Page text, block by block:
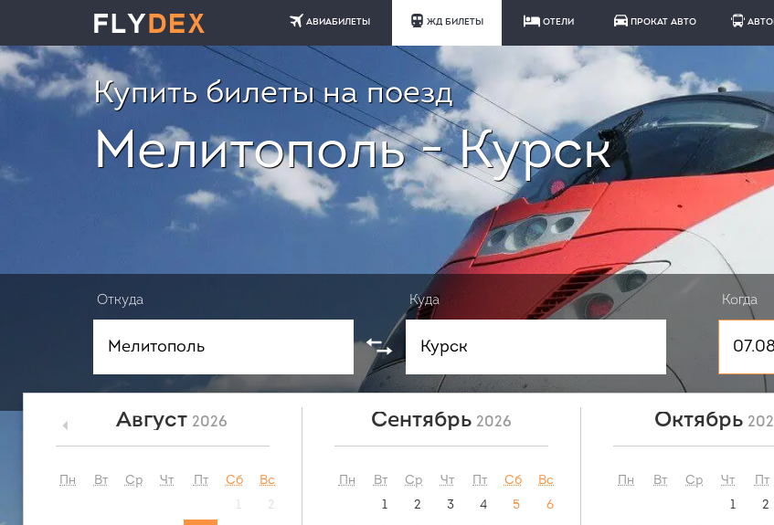
АВИАБИЛЕТЫ ЖД БИЛЕТЫ ОТЕЛИ ПРОКАТ АВТО
Купить билеты на поезд
Мелитополь - Курск
Откуда Куда Когда
обратный маршрут: видео
Август 2026
Пн Вт Ср Чт Пт Сб
Вс
1
2
Сентябрь 2026
Пн Вт Ср Чт Пт Сб
Вс
1
2 3 4 5
6
Октябрь
Пн Вт Ср Чт Пт
1
2